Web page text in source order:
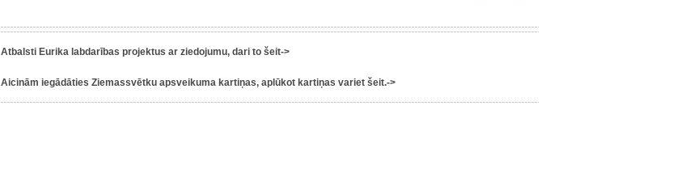
Atbalsti Eurika labdarības projektus ar ziedojumu, dari to šeit->
Aicinām iegādāties Ziemassvētku apsveikuma kartiņas, aplūkot kartiņas variet šeit.->